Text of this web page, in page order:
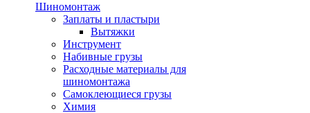
Шиномонтаж
Заплаты и пластыри
Вытяжки
Инструмент
Набивные грузы
Расходные материалы для
шиномонтажа
Самоклеющиеся грузы
Химия